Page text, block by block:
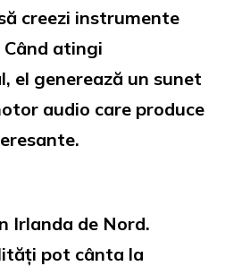
creezi instrumente
Când atingi
el generează un sunet
audio care produce
Irlanda de Nord.
pot cânta la